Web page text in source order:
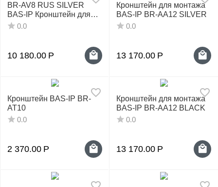
BR-AV8 RUS SILVER
BAS-IP Кронштейн для
монтажа
0.0
10 180.00 Р
Кронштейн для монтажа
BAS-IP BR-AA12 SILVER
0.0
13 170.00 Р
Кронштейн BAS-IP BR-
AT10
0.0
2 370.00 Р
Кронштейн для монтажа
BAS-IP BR-AA12 BLACK
0.0
13 170.00 Р